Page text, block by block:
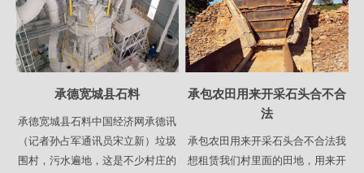
承德宽城县石料
承德宽城县石料中国经济网承德讯
（记者孙占军通讯员宋立新）垃圾
围村，污水遍地，这是不少村庄的
承包农田用来开采石头合不合
法
承包农田用来开采石头合不合法我
想租赁我们村里面的田地，用来开